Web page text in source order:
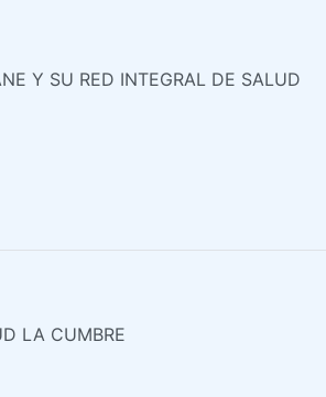
Y SU RED INTEGRAL DE SALUD
LA CUMBRE